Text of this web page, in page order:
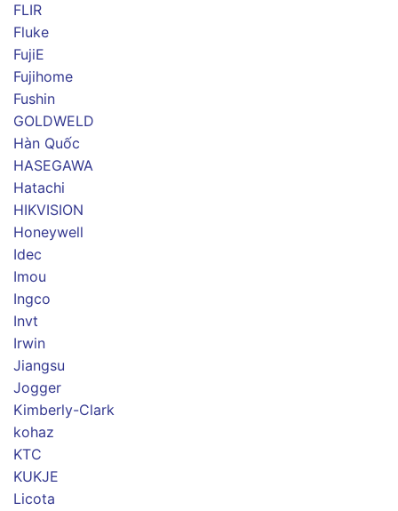
FLIR
Fluke
FujiE
Fujihome
Fushin
GOLDWELD
Hàn Quốc
HASEGAWA
Hatachi
HIKVISION
Honeywell
Idec
Imou
Ingco
Invt
Irwin
Jiangsu
Jogger
Kimberly-Clark
kohaz
KTC
KUKJE
Licota